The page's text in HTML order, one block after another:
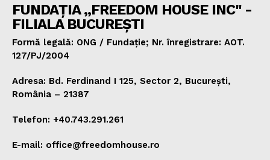
FUNDAȚIA „FREEDOM HOUSE INC" -
FILIALA BUCUREȘTI
Formă legală: ONG / Fundație; Nr. înregistrare: AOT.
127/PJ/2004
Adresa: Bd. Ferdinand I 125, Sector 2, București,
România – 21387
Telefon: +40.743.291.261
E-mail: office@freedomhouse.ro